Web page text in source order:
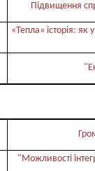
Підвищення
«Тепла» історія:
"Можливості